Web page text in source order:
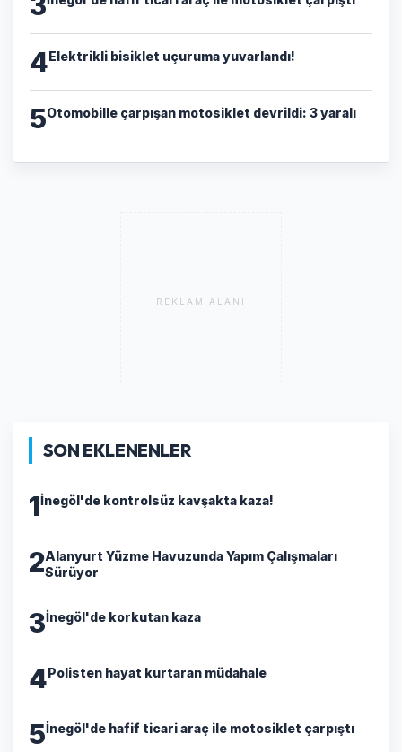
4Elektrikli bisiklet uçuruma yuvarlandı!
5Otomobille çarpışan motosiklet devrildi: 3 yaralı
REKLAM ALANI
SON EKLENENLER
1İnegöl'de kontrolsüz kavşakta kaza!
2Alanyurt Yüzme Havuzunda Yapım Çalışmaları
Sürüyor
3İnegöl'de korkutan kaza
4Polisten hayat kurtaran müdahale
5İnegöl'de hafif ticari araç ile motosiklet çarpıştı